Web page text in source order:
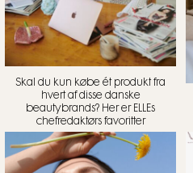
Skal du kun købe ét produkt fra
hvert af disse danske
beautybrands? Her er ELLEs
chefredaktørs favoritter